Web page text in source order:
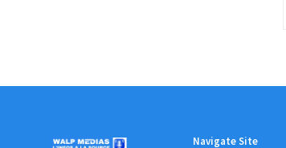
Navigate Site